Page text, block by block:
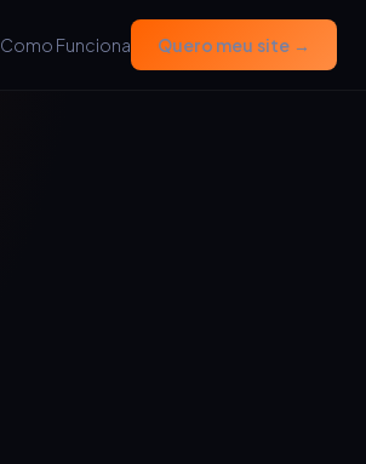
Como Funciona Quero meu site →